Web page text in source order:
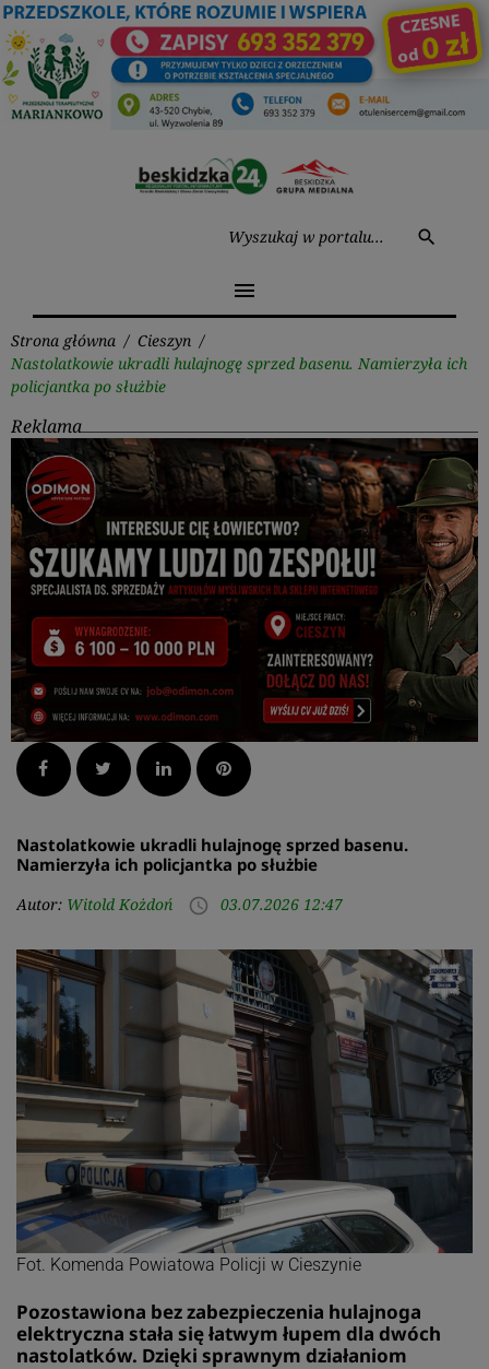
Przejdź
do
treści
search
menu
Strona główna / Cieszyn /
Nastolatkowie ukradli hulajnogę sprzed basenu. Namierzyła ich
policjantka po służbie
Reklama
Facebook Twitter LinkedInPinterest
Nastolatkowie ukradli hulajnogę sprzed basenu.
Namierzyła ich policjantka po służbie
Autor: Witold Kożdoń access_time 03.07.2026 12:47
Fot. Komenda Powiatowa Policji w Cieszynie
Pozostawiona bez zabezpieczenia hulajnoga
elektryczna stała się łatwym łupem dla dwóch
nastolatków. Dzięki sprawnym działaniom